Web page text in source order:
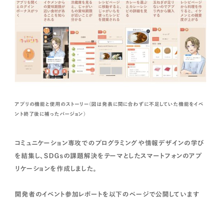
アプリの機能と使用のストーリー（図は発表に間に合わずに不足していた機能をイベ
ント終了後に補ったバージョン）
コミュニケーション専攻でのプログラミングや情報デザインの学び
を結集し、SDGsの課題解決をテーマとしたスマートフォンのアプ
リケーションを作成しました。
開発者のイベント参加レポートを以下のページで公開しています